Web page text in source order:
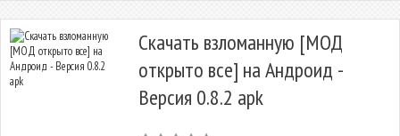
Скачать взломанную [МОД
открыто все] на Андроид -
Версия 0.8.2 apk